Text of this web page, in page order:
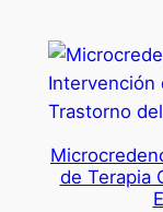
de Terapia